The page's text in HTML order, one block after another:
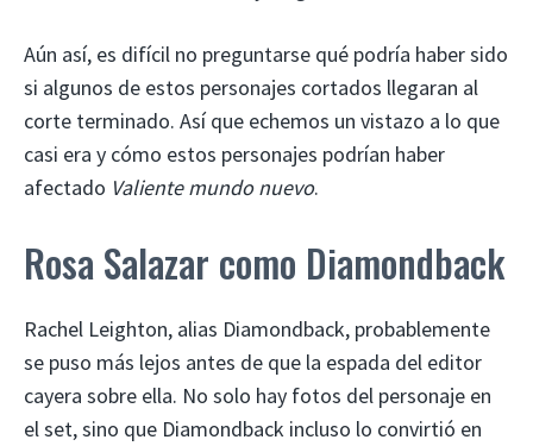
Aún así, es difícil no preguntarse qué podría haber sido
si algunos de estos personajes cortados llegaran al
corte terminado. Así que echemos un vistazo a lo que
casi era y cómo estos personajes podrían haber
afectado Valiente mundo nuevo.
Rosa Salazar como Diamondback
Rachel Leighton, alias Diamondback, probablemente
se puso más lejos antes de que la espada del editor
cayera sobre ella. No solo hay fotos del personaje en
el set, sino que Diamondback incluso lo convirtió en